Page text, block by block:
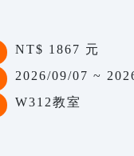
NT$ 1867 元
2026/09/07 ~
W312教室